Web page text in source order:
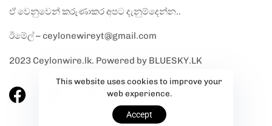
ඒ වෙනුවෙන් කරුණාකර අපට දැනුම්දෙන්න..
ඊමේල් – ceylonewireyt@gmail.com
2023 Ceylonwire.lk. Powered by BLUESKY.LK
This website uses cookies to improve your
web experience.
Accept